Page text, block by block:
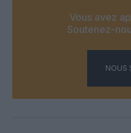
Vous avez
Soutenez-
NOUS